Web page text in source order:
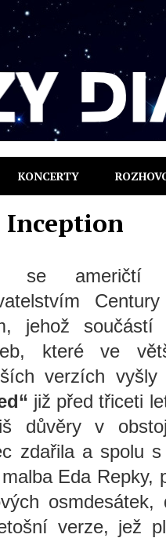
KONCERTY
Inception
se
jehož
které ve
verzích
již před třiceti
důvěry v
zdařila a spolu
Eda Repky,
verze, jež